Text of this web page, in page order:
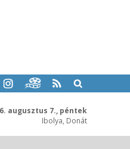
augusztus 7., péntek
Ibolya, Donát